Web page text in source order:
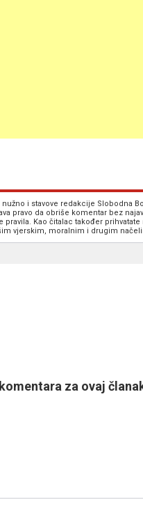
i stavove redakcije Slobodna
pravo da obriše komentar bez
Kao čitalac također
vjerskim, moralnim i drugim
za ovaj